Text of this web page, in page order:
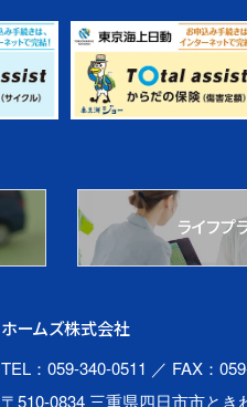
ライフプ
ホームズ株式会社
TEL：059-340-0511 ／ FAX：
〒510-0834 三重県四日市市とき